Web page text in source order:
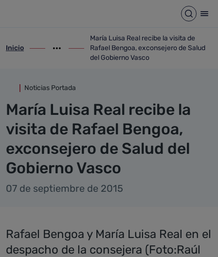
Abrir
ir-a inicio
Inicio
Mostrar opciones del camino de migas
ir-a María Luisa Real recibe la visita de
María Luisa Real recibe la visita de
Rafael Bengoa, exconsejero de Salud
del Gobierno Vasco
Noticias Portada
María Luisa Real recibe la
visita de Rafael Bengoa,
exconsejero de Salud del
Gobierno Vasco
07 de septiembre de 2015
Rafael Bengoa y María Luisa Real en el
despacho de la consejera (Foto:Raúl